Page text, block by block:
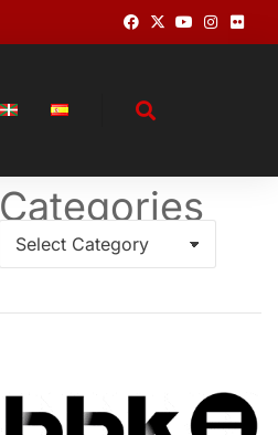
Categories